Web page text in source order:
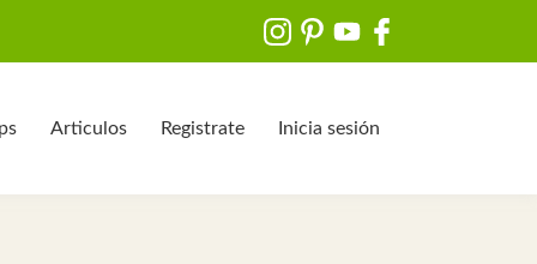
Articulos Registrate Inicia sesión